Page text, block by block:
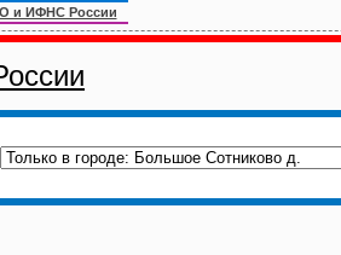
и ИФНС России